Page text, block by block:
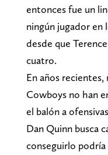
entonces fue un
ningún jugador en
desde que
cuatro.
En años
Cowboys no han
el balón a
Dan Quinn busca
conseguirlo podría